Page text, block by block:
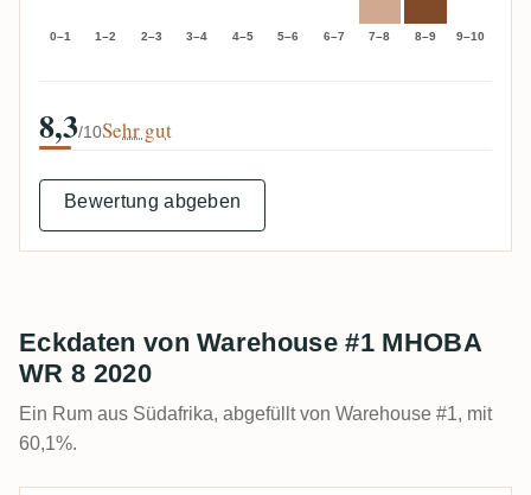
0–1 1–2 2–3 3–4 4–5 5–6 6–7 7–8 8–9 9–10
8,3/10Sehr gut
Bewertung abgeben
Eckdaten von Warehouse #1 MHOBA
WR 8 2020
Ein Rum aus Südafrika, abgefüllt von Warehouse #1, mit
60,1%.